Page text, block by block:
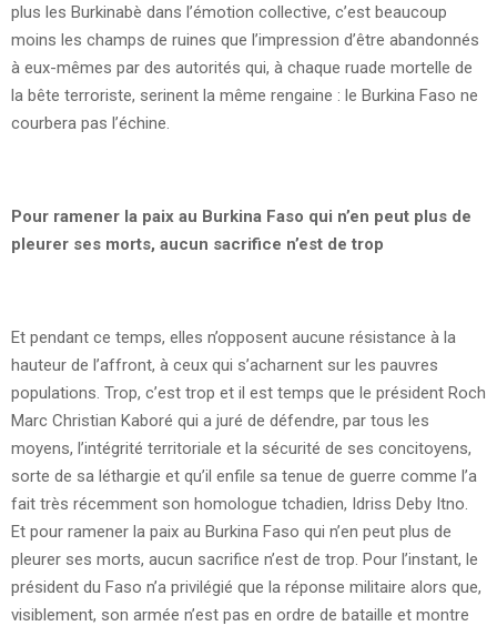
plus les Burkinabè dans l’émotion collective, c’est beaucoup
moins les champs de ruines que l’impression d’être abandonnés
à eux-mêmes par des autorités qui, à chaque ruade mortelle de
la bête terroriste, serinent la même rengaine : le Burkina Faso ne
courbera pas l’échine.
Pour ramener la paix au Burkina Faso qui n’en peut plus de
pleurer ses morts, aucun sacrifice n’est de trop
Et pendant ce temps, elles n’opposent aucune résistance à la
hauteur de l’affront, à ceux qui s’acharnent sur les pauvres
populations. Trop, c’est trop et il est temps que le président Roch
Marc Christian Kaboré qui a juré de défendre, par tous les
moyens, l’intégrité territoriale et la sécurité de ses concitoyens,
sorte de sa léthargie et qu’il enfile sa tenue de guerre comme l’a
fait très récemment son homologue tchadien, Idriss Deby Itno.
Et pour ramener la paix au Burkina Faso qui n’en peut plus de
pleurer ses morts, aucun sacrifice n’est de trop. Pour l’instant, le
président du Faso n’a privilégié que la réponse militaire alors que,
visiblement, son armée n’est pas en ordre de bataille et montre